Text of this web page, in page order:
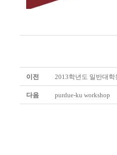
이전 2013학년도 일반대학
다음 purdue-ku workshop